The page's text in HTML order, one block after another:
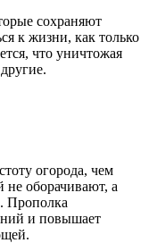
сохраняют
к жизни, как только
что уничтожая
огорода, чем
оборачивают, а
Прополка
и повышает